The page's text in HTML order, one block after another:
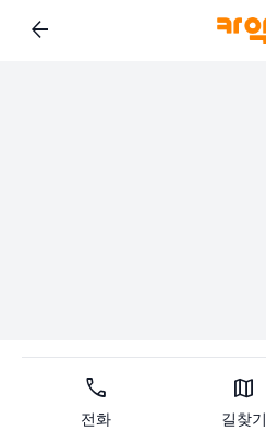
arrow_back
call
전화
map
길찾기